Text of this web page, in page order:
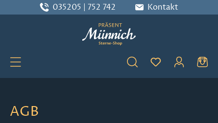
Zum Hauptinhalt springen
035205 | 752 742 Kontakt
Du hast 0
AGB